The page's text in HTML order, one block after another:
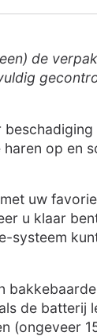
de
op
uw
u klaar
systeem
de batterij